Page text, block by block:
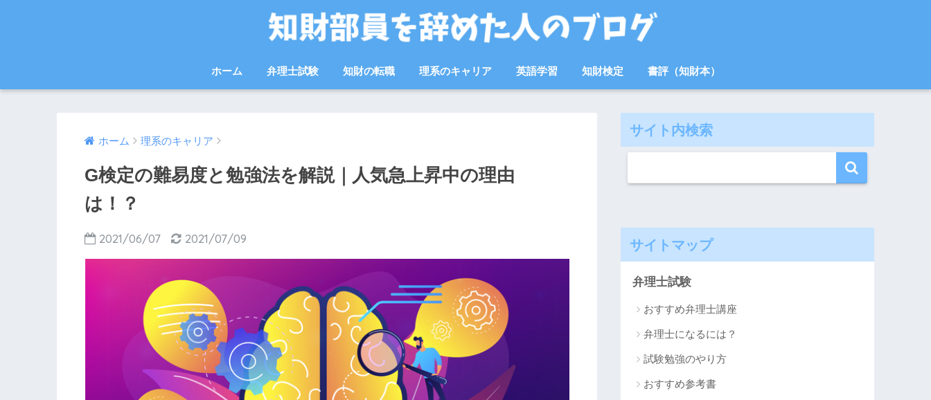
ホーム 弁理士試験 知財の転職 理系のキャリア 英語学習 知財検定 書評（知財本）
ホーム 理系のキャリア
G検定の難易度と勉強法を解説｜人気急上昇中の理由
は！？
2021/06/07 2021/07/09
サイト内検索
サイトマップ
弁理士試験
おすすめ弁理士講座
弁理士になるには？
試験勉強のやり方
おすすめ参考書